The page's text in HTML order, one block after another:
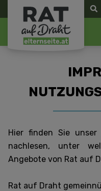
Hier finden Sie unser
nachlesen, unter
Angebote von Rat auf
Rat auf Draht